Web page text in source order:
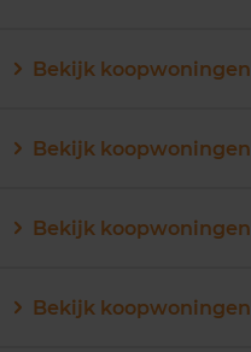
Bekijk koopwoningen
Bekijk koopwoningen
Bekijk koopwoningen
Bekijk koopwoningen